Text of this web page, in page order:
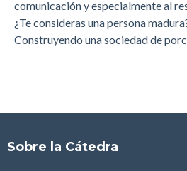
comunicación y especialmente al
¿Te consideras una persona
Construyendo una sociedad de
Sobre la Cátedra